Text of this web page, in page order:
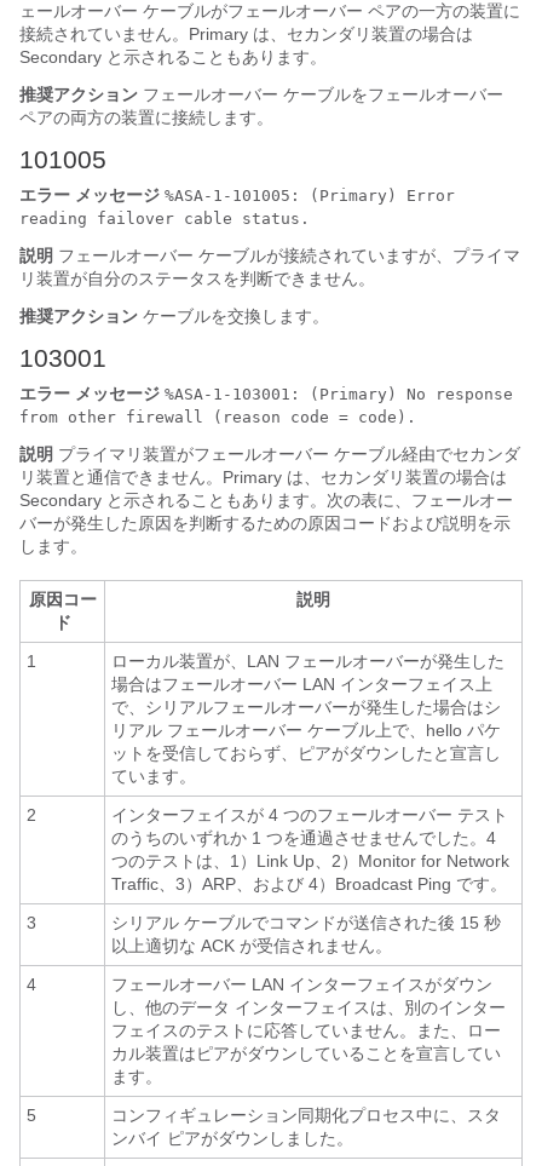
ェールオーバー ケーブルがフェールオーバー ペアの一方の装置に
接続されていません。Primary は、セカンダリ装置の場合は
Secondary と示されることもあります。
推奨アクション フェールオーバー ケーブルをフェールオーバー
ペアの両方の装置に接続します。
101005
エラー メッセージ %ASA-1-101005: (Primary) Error
reading failover cable status.
説明 フェールオーバー ケーブルが接続されていますが、プライマ
リ装置が自分のステータスを判断できません。
推奨アクション ケーブルを交換します。
103001
エラー メッセージ %ASA-1-103001: (Primary) No response
from other firewall (reason code = code).
説明 プライマリ装置がフェールオーバー ケーブル経由でセカンダ
リ装置と通信できません。Primary は、セカンダリ装置の場合は
Secondary と示されることもあります。次の表に、フェールオー
バーが発生した原因を判断するための原因コードおよび説明を示
します。
原因コー
ド
説明
1
ローカル装置が、LAN フェールオーバーが発生した
場合はフェールオーバー LAN インターフェイス上
で、シリアルフェールオーバーが発生した場合はシ
リアル フェールオーバー ケーブル上で、hello パケ
ットを受信しておらず、ピアがダウンしたと宣言し
ています。
2
インターフェイスが 4 つのフェールオーバー テスト
のうちのいずれか 1 つを通過させませんでした。4
つのテストは、1）Link Up、2）Monitor for Network
Traffic、3）ARP、および 4）Broadcast Ping です。
3
シリアル ケーブルでコマンドが送信された後 15 秒
以上適切な ACK が受信されません。
4
フェールオーバー LAN インターフェイスがダウン
し、他のデータ インターフェイスは、別のインター
フェイスのテストに応答していません。また、ロー
カル装置はピアがダウンしていることを宣言してい
ます。
5
コンフィギュレーション同期化プロセス中に、スタ
ンバイ ピアがダウンしました。